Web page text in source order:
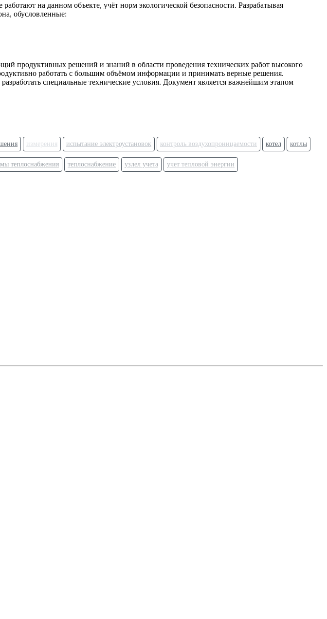
на данном объекте, учёт норм экологической безопасности. Разрабатывая
обусловленные:
продуктивных решений и знаний в области проведения технических работ высокого
работать с большим объёмом информации и принимать верные решения.
специальные технические условия. Документ является важнейшим этапом
измерения испытание электроустановок контроль воздухопроницаемости котел котлы
теплоснабжения теплоснабжение узлел учета учет тепловой энергии